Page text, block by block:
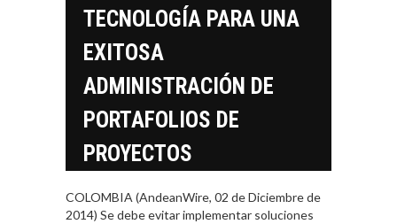
TECNOLOGÍA PARA UNA
EXITOSA
ADMINISTRACIÓN DE
PORTAFOLIOS DE
PROYECTOS
COLOMBIA (AndeanWire, 02 de Diciembre de
2014) Se debe evitar implementar soluciones